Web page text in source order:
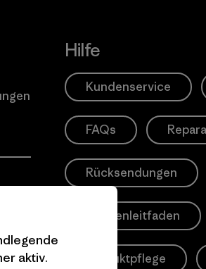
Hilfe
Kundenservice
FAQs
Rücksendungen
Größenleitfaden
Produktpflege
aktiv.